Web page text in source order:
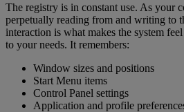
The registry is in constant use. As your
perpetually reading from and writing to
interaction is what makes the system
to your needs. It remembers:
Window sizes and positions
Start Menu items
Control Panel settings
Application and profile